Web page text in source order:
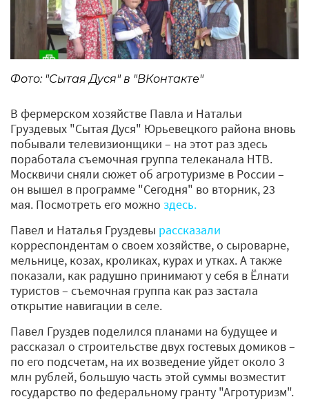
Фото: "Сытая Дуся" в "ВКонтакте"
В фермерском хозяйстве Павла и Натальи
Груздевых "Сытая Дуся" Юрьевецкого района вновь
побывали телевизионщики – на этот раз здесь
поработала съемочная группа телеканала НТВ.
Москвичи сняли сюжет об агротуризме в России –
он вышел в программе "Сегодня" во вторник, 23
мая. Посмотреть его можно здесь.
Павел и Наталья Груздевы рассказали
корреспондентам о своем хозяйстве, о сыроварне,
мельнице, козах, кроликах, курах и утках. А также
показали, как радушно принимают у себя в Ёлнати
туристов – съемочная группа как раз застала
открытие навигации в селе.
Павел Груздев поделился планами на будущее и
рассказал о строительстве двух гостевых домиков –
по его подсчетам, на их возведение уйдет около 3
млн рублей, большую часть этой суммы возместит
государство по федеральному гранту "Агротуризм".